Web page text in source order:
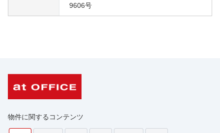
9606号
物件に関するコンテンツ